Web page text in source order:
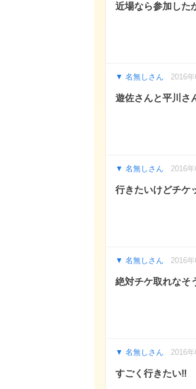
近場なら参加した
名無しさん 2016
遊佐さんと平川さ
名無しさん 2016
行きたいけどチケ
名無しさん 2016
絶対チケ取れなそ
名無しさん 2016
すごく行きたい‼︎